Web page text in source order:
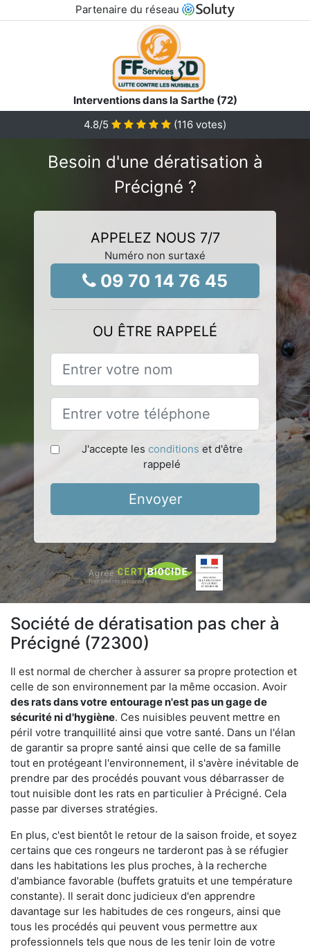
Partenaire du réseau
Interventions dans la Sarthe (72)
4.8/5 (116 votes)
Besoin d'une dératisation à
Précigné ?
APPELEZ NOUS 7/7
Numéro non surtaxé
09 70 14 76 45
OU ÊTRE RAPPELÉ
J'accepte les conditions et d'être
rappelé
Envoyer
Société de dératisation pas cher à
Précigné (72300)
Il est normal de chercher à assurer sa propre protection et
celle de son environnement par la même occasion. Avoir
des rats dans votre entourage n'est pas un gage de
sécurité ni d'hygiène. Ces nuisibles peuvent mettre en
péril votre tranquillité ainsi que votre santé. Dans un l'élan
de garantir sa propre santé ainsi que celle de sa famille
tout en protégeant l'environnement, il s'avère inévitable de
prendre par des procédés pouvant vous débarrasser de
tout nuisible dont les rats en particulier à Précigné. Cela
passe par diverses stratégies.
En plus, c'est bientôt le retour de la saison froide, et soyez
certains que ces rongeurs ne tarderont pas à se réfugier
dans les habitations les plus proches, à la recherche
d'ambiance favorable (buffets gratuits et une température
constante). Il serait donc judicieux d'en apprendre
davantage sur les habitudes de ces rongeurs, ainsi que
tous les procédés qui peuvent vous permettre aux
professionnels tels que nous de les tenir loin de votre